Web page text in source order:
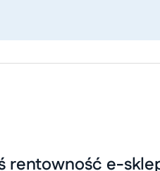
rentowność e-